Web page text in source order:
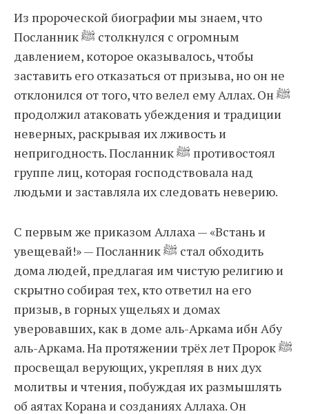
Из пророческой биографии мы знаем, что
Посланник ﷺ столкнулся с огромным
давлением, которое оказывалось, чтобы
заставить его отказаться от призыва, но он не
отклонился от того, что велел ему Аллах. Он ﷺ
продолжил атаковать убеждения и традиции
неверных, раскрывая их лживость и
непригодность. Посланник ﷺ противостоял
группе лиц, которая господствовала над
людьми и заставляла их следовать неверию.
С первым же приказом Аллаха — «Встань и
увещевай!» — Посланник ﷺ стал обходить
дома людей, предлагая им чистую религию и
скрытно собирая тех, кто ответил на его
призыв, в горных ущельях и домах
уверовавших, как в доме аль-Аркама ибн Абу
аль-Аркама. На протяжении трёх лет Пророк ﷺ
просвещал верующих, укрепляя в них дух
молитвы и чтения, побуждая их размышлять
об аятах Корана и созданиях Аллаха. Он